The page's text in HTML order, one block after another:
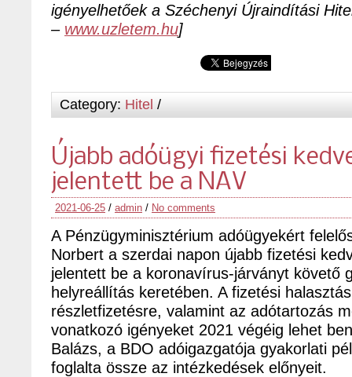
igényelhetőek a Széchenyi Újraindítási
– www.uzletem.hu]
Category: Hitel /
Újabb adóügyi fizetési
jelentett be a NAV
2021-06-25 / admin / No comments
A Pénzügyminisztérium adóügyekért
Norbert a szerdai napon újabb fizetési
jelentett be a koronavírus-járványt követő
helyreállítás keretében. A fizetési
részletfizetésre, valamint az adótartozás
vonatkozó igényeket 2021 végéig lehet
Balázs, a BDO adóigazgatója gyakorlati
foglalta össze az intézkedések előnyeit.